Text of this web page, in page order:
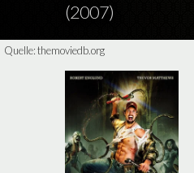
(2007)
Quelle:themoviedb.org